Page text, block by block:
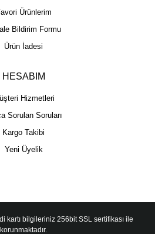
Ürünlerim
Bildirim Formu
Ürün İadesi
HESABIM
Hizmetleri
Sorulan Soruları
Kargo Takibi
Yeni Üyelik
kartı bilgileriniz 256bit SSL sertifikası ile
korunmaktadır.